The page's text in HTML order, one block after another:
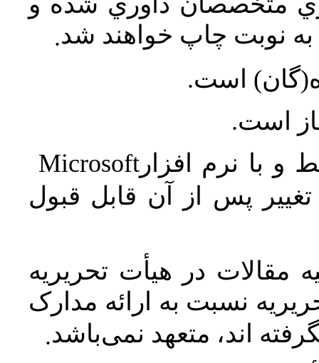
نوبت چاپ خواهند شد.
است.
است.
و با نرم افزارMicrosoft
پس از آن قابل قبول
مقالات در هیأت تحریریه
نسبت به ارائه مدارک
اند، متعهد نمی‌باشد.